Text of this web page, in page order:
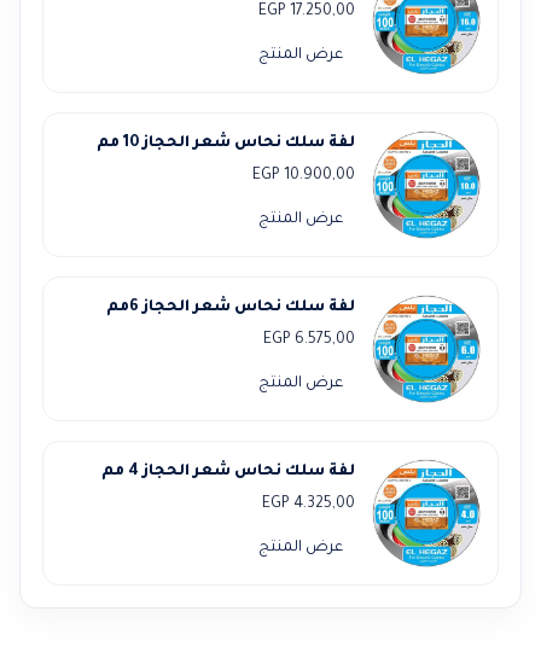
17.250,00
EGP
عرض المنتج
لفة سلك نحاس شعر الحجاز 10 مم
10.900,00
EGP
عرض المنتج
لفة سلك نحاس شعر الحجاز 6مم
6.575,00
EGP
عرض المنتج
لفة سلك نحاس شعر الحجاز 4 مم
4.325,00
EGP
عرض المنتج